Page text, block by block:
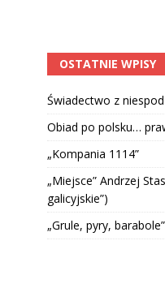
OSTATNIE WPISY
Świadectwo z
Obiad po polsku…
„Kompania 1114”
„Miejsce” Andrzej
galicyjskie”)
„Grule, pyry,